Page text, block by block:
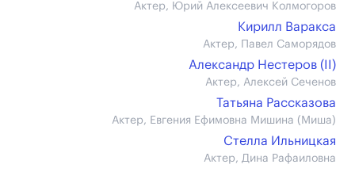
Актер, Юрий Алексеевич Колмогоров
Кирилл Варакса
Актер, Павел Саморядов
Александр Нестеров (II)
Актер, Алексей Сеченов
Татьяна Рассказова
Актер, Евгения Ефимовна Мишина (Миша)
Стелла Ильницкая
Актер, Дина Рафаиловна